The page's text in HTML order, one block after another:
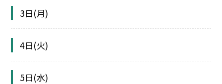
3日(月)
4日(火)
5日(水)